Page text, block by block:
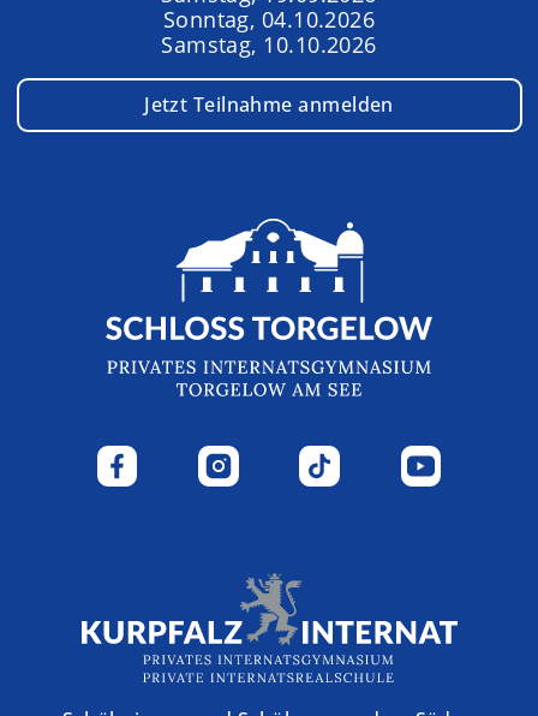
Sonntag, 04.10.2026
Samstag, 10.10.2026
Jetzt Teilnahme anmelden